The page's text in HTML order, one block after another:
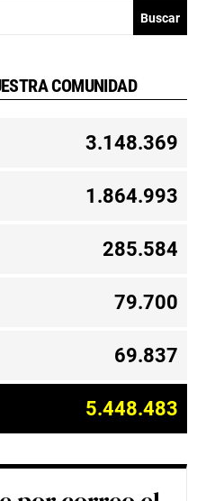
COMUNIDAD
3.148.369
1.864.993
285.584
79.700
69.837
5.448.483